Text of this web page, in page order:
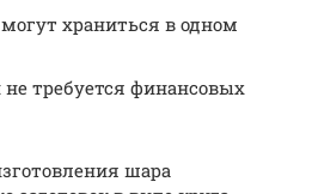
храниться в одном
требуется финансовых
шара